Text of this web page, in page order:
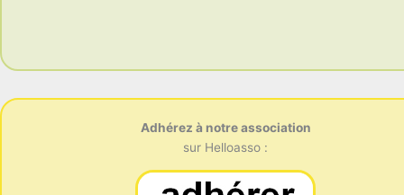
Adhérez à notre association
sur Helloasso :